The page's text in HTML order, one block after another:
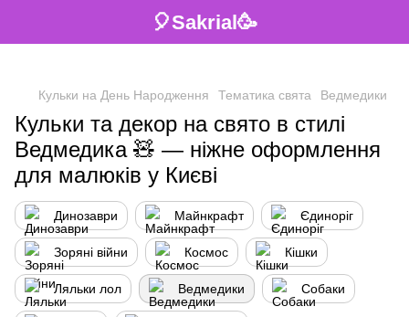
🎈Sakrial🥳
Кульки на День Народження Тематика свята Ведмедики
Кульки та декор на свято в стилі
Ведмедика 🧸 — ніжне оформлення
для малюків у Києві
Динозаври Майнкрафт Єдиноріг
Зоряні війни Космос Кішки
Ляльки лол Ведмедики Собаки